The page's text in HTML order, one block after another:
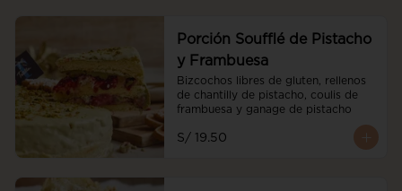
Porción Soufflé de Pistacho
y Frambuesa
Bizcochos libres de gluten, rellenos
de chantilly de pistacho, coulis de
frambuesa y ganage de pistacho
S/ 19.50